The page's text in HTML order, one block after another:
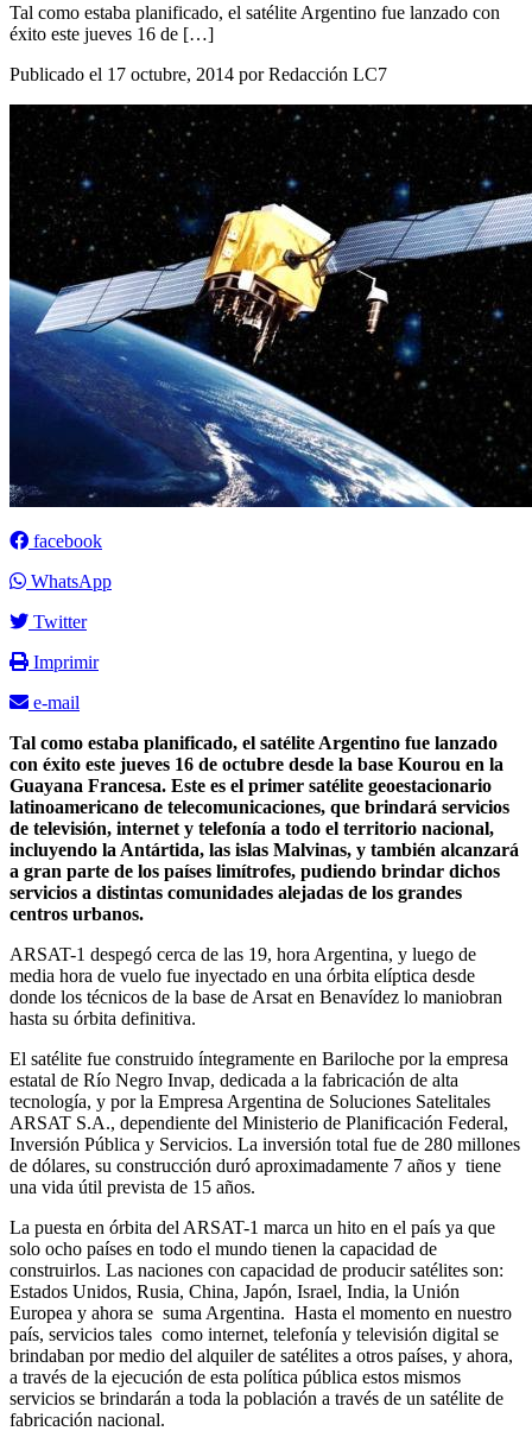
Tal como estaba planificado, el satélite Argentino fue lanzado con
éxito este jueves 16 de […]
Publicado el 17 octubre, 2014 por Redacción LC7
facebook
WhatsApp
Twitter
Imprimir
e-mail
Tal como estaba planificado, el satélite Argentino fue lanzado
con éxito este jueves 16 de octubre desde la base Kourou en la
Guayana Francesa. Este es el primer satélite geoestacionario
latinoamericano de telecomunicaciones, que brindará servicios
de televisión, internet y telefonía a todo el territorio nacional,
incluyendo la Antártida, las islas Malvinas, y también alcanzará
a gran parte de los países limítrofes, pudiendo brindar dichos
servicios a distintas comunidades alejadas de los grandes
centros urbanos.
ARSAT-1 despegó cerca de las 19, hora Argentina, y luego de
media hora de vuelo fue inyectado en una órbita elíptica desde
donde los técnicos de la base de Arsat en Benavídez lo maniobran
hasta su órbita definitiva.
El satélite fue construido íntegramente en Bariloche por la empresa
estatal de Río Negro Invap, dedicada a la fabricación de alta
tecnología, y por la Empresa Argentina de Soluciones Satelitales
ARSAT S.A., dependiente del Ministerio de Planificación Federal,
Inversión Pública y Servicios. La inversión total fue de 280 millones
de dólares, su construcción duró aproximadamente 7 años y tiene
una vida útil prevista de 15 años.
La puesta en órbita del ARSAT-1 marca un hito en el país ya que
solo ocho países en todo el mundo tienen la capacidad de
construirlos. Las naciones con capacidad de producir satélites son:
Estados Unidos, Rusia, China, Japón, Israel, India, la Unión
Europea y ahora se suma Argentina. Hasta el momento en nuestro
país, servicios tales como internet, telefonía y televisión digital se
brindaban por medio del alquiler de satélites a otros países, y ahora,
a través de la ejecución de esta política pública estos mismos
servicios se brindarán a toda la población a través de un satélite de
fabricación nacional.